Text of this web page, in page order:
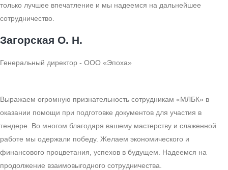
только лучшее впечатление и мы надеемся на дальнейшее
сотрудничество.
Загорская О. Н.
Генеральный директор - ООО «Эпоха»
Выражаем огромную признательность сотрудникам «МЛБК» в
оказании помощи при подготовке документов для участия в
тендере. Во многом благодаря вашему мастерству и слаженной
работе мы одержали победу. Желаем экономического и
финансового процветания, успехов в будущем. Надеемся на
продолжение взаимовыгодного сотрудничества.